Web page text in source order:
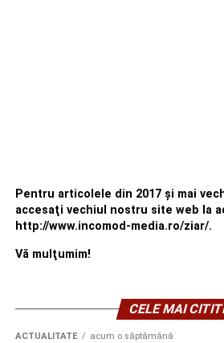
Pentru articolele din 2017 şi mai
accesaţi vechiul nostru site web la
http://www.incomod-media.ro/ziar/.
Vă mulţumim!
CELE MAI
ACTUALITATE acum o săptămână